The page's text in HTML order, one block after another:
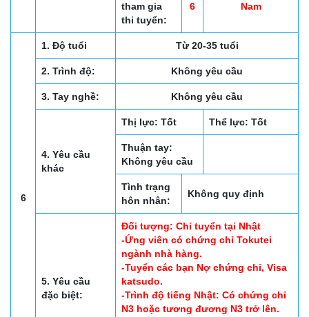
tham gia
thi tuyển:
6 Nam
6
1. Độ tuổi Từ 20-35 tuổi
2. Trình độ: Không yêu cầu
3. Tay nghề: Không yêu cầu
4. Yêu cầu
khác
Thị lực: Tốt Thể lực: Tốt
Thuận tay:
Không yêu cầu
Tình trạng
hôn nhân:
Không quy định
5. Yêu cầu
đặc biệt:
Đối tượng: Chỉ tuyển tại Nhật
-Ứng viên có chứng chỉ Tokutei
ngành nhà hàng.
-Tuyển các bạn Nợ chứng chỉ, Visa
katsudo.
-Trình độ tiếng Nhật: Có chứng chỉ
N3 hoặc tương đương N3 trở lên.